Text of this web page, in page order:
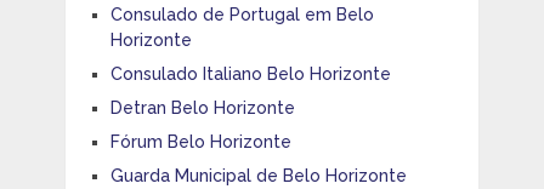
Consulado de Portugal em Belo
Horizonte
Consulado Italiano Belo Horizonte
Detran Belo Horizonte
Fórum Belo Horizonte
Guarda Municipal de Belo Horizonte